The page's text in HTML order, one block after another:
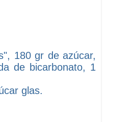
180 gr de azúcar,
de bicarbonato, 1
glas.